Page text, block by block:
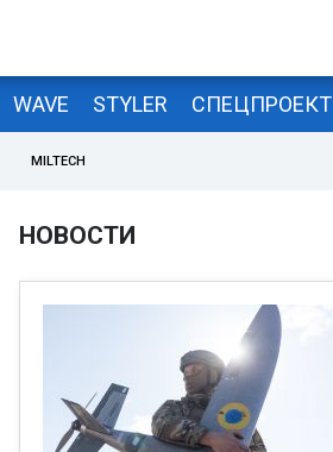
WAVE STYLER
MILTECH
НОВОСТИ